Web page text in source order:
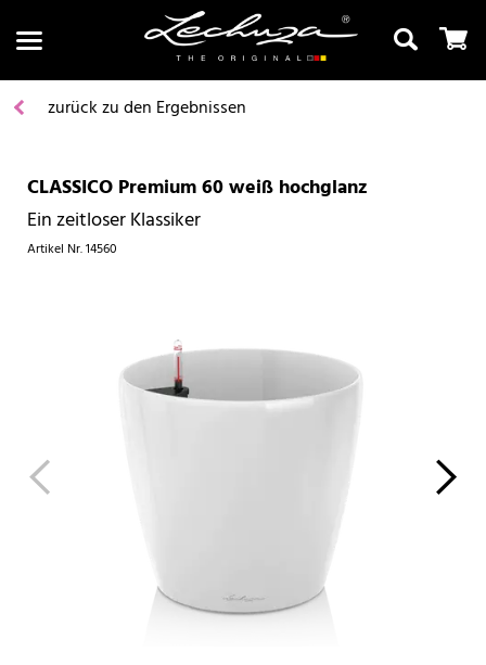
Suchen
zurück zu den Ergebnissen
CLASSICO Premium 60 weiß hochglanz
Ein zeitloser Klassiker
Artikel Nr.14560